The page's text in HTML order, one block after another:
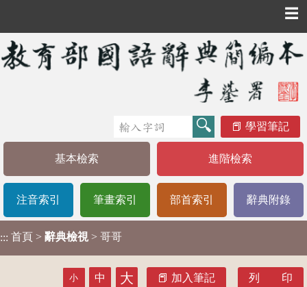
☰
學習筆記
基本檢索 進階檢索
注音索引 筆畫索引 部首索引 辭典附錄
::: 首頁 > 辭典檢視 > 哥哥
小 中 大 加入筆記 列 印